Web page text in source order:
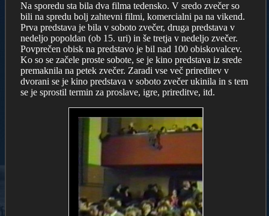
Na sporedu sta bila dva filma tedensko. V sredo zvečer so
bili na spredu bolj zahtevni filmi, komercialni pa na vikend.
Prva predstava je bila v soboto zvečer, druga predstava v
nedeljo popoldan (ob 15. uri) in še tretja v nedeljo zvečer.
Povprečen obisk na predstavo je bil nad 100 obiskovalcev.
Ko so se začele proste sobote, se je kino predstava iz srede
premaknila na petek zvečer. Zaradi vse več prireditev v
dvorani se je kino predstava v soboto zvečer ukinila in s tem
se je sprostil termin za proslave, igre, prireditve, itd.